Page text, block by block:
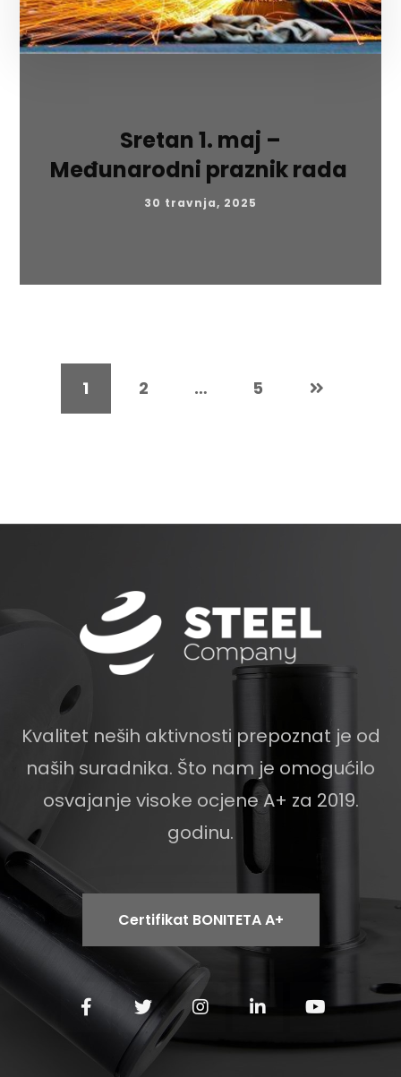
Sretan 1. maj –
Međunarodni praznik rada
30 travnja, 2025
1 2 … 5
Kvalitet neših aktivnosti prepoznat je od
naših suradnika. Što nam je omogućilo
osvajanje visoke ocjene A+ za 2019.
godinu.
Certifikat BONITETA A+